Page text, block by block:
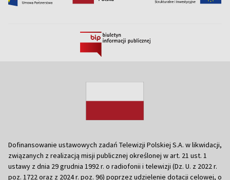
Dofinansowanie ustawowych zadań Telewizji Polskiej S.A. w likwidacji,
związanych z realizacją misji publicznej określonej w art. 21 ust. 1
ustawy z dnia 29 grudnia 1992 r. o radiofonii i telewizji (Dz. U. z 2022 r.
poz. 1722 oraz z 2024 r. poz. 96) poprzez udzielenie dotacji celowej, o